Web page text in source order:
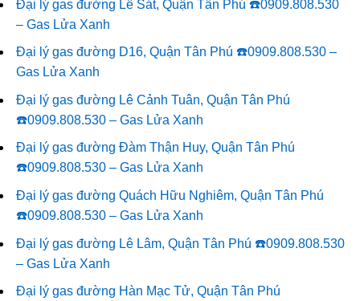
Đại lý gas đường Lê Sát, Quận Tân Phú ☎️0909.808.530
– Gas Lửa Xanh
Đại lý gas đường D16, Quận Tân Phú ☎️0909.808.530 –
Gas Lửa Xanh
Đại lý gas đường Lê Cảnh Tuân, Quận Tân Phú
☎️0909.808.530 – Gas Lửa Xanh
Đại lý gas đường Đàm Thận Huy, Quận Tân Phú
☎️0909.808.530 – Gas Lửa Xanh
Đại lý gas đường Quách Hữu Nghiêm, Quận Tân Phú
☎️0909.808.530 – Gas Lửa Xanh
Đại lý gas đường Lê Lâm, Quận Tân Phú ☎️0909.808.530
– Gas Lửa Xanh
Đại lý gas đường Hàn Mạc Tử, Quận Tân Phú